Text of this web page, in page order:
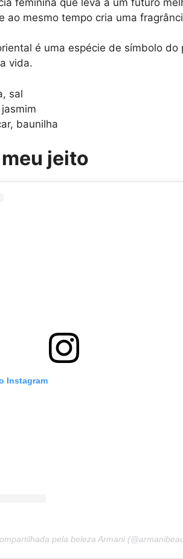
ao mesmo tempo cria uma
é uma espécie de símbolo
vida.
sal
jasmim
baunilha
jeito
Instagram
pela beleza Armani